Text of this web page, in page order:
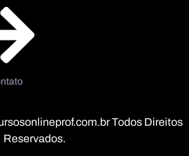
Todos Direitos
Reservados.